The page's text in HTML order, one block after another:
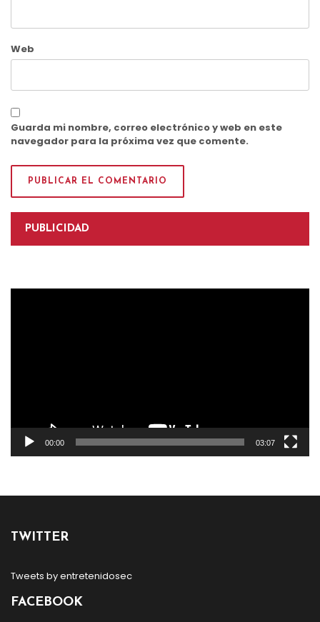
Web
Guarda mi nombre, correo electrónico y web en este
navegador para la próxima vez que comente.
PUBLICIDAD
00:00 03:07
TWITTER
Tweets by entretenidosec
FACEBOOK